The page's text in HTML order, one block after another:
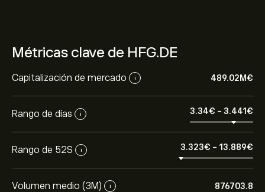
Métricas clave de HFG.DE
Capitalización de mercado i 489.02M‎€‎
Rango de días i 3.34‎€‎ - 3.441‎€‎
Rango de 52S i 3.323‎€‎ - 13.889‎€‎
Volumen medio (3M) i 876703.8